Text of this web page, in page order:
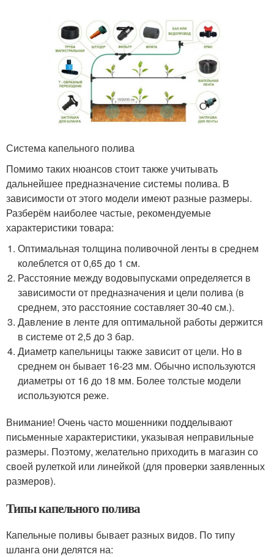
Система капельного полива
Помимо таких нюансов стоит также учитывать
дальнейшее предназначение системы полива. В
зависимости от этого модели имеют разные размеры.
Разберём наиболее частые, рекомендуемые
характеристики товара:
Оптимальная толщина поливочной ленты в среднем
колеблется от 0,65 до 1 см.
Расстояние между водовыпусками определяется в
зависимости от предназначения и цели полива (в
среднем, это расстояние составляет 30-40 см.).
Давление в ленте для оптимальной работы держится
в системе от 2,5 до 3 бар.
Диаметр капельницы также зависит от цели. Но в
среднем он бывает 16-23 мм. Обычно используются
диаметры от 16 до 18 мм. Более толстые модели
используются реже.
Внимание! Очень часто мошенники подделывают
письменные характеристики, указывая неправильные
размеры. Поэтому, желательно приходить в магазин со
своей рулеткой или линейкой (для проверки заявленных
размеров).
Типы капельного полива
Капельные поливы бывает разных видов. По типу
шланга они делятся на: